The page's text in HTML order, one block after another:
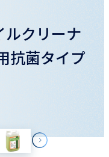
ルクリーナ
抗菌タイプ